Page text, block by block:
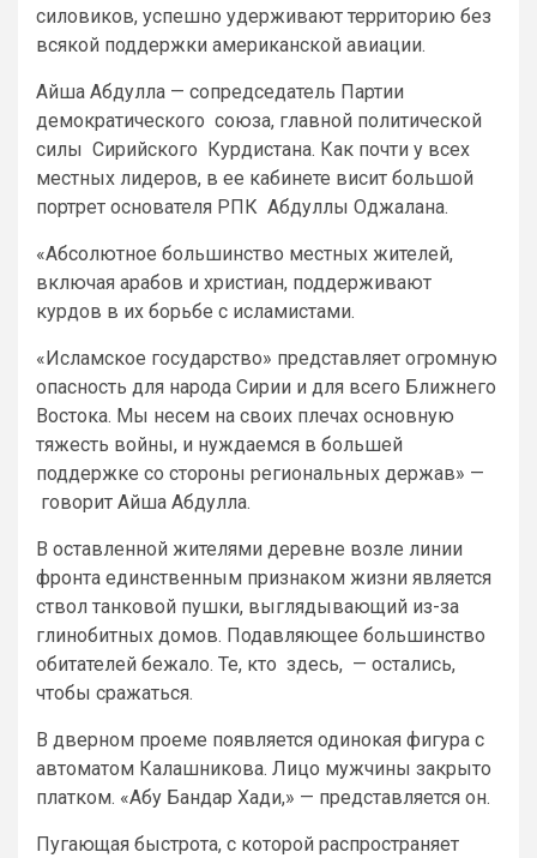
силовиков, успешно удерживают территорию без
всякой поддержки американской авиации.
Айша Абдулла — сопредседатель Партии
демократического союза, главной политической
силы Сирийского Курдистана. Как почти у всех
местных лидеров, в ее кабинете висит большой
портрет основателя РПК Абдуллы Оджалана.
«Абсолютное большинство местных жителей,
включая арабов и христиан, поддерживают
курдов в их борьбе с исламистами.
«Исламское государство» представляет огромную
опасность для народа Сирии и для всего Ближнего
Востока. Мы несем на своих плечах основную
тяжесть войны, и нуждаемся в большей
поддержке со стороны региональных держав» —
говорит Айша Абдулла.
В оставленной жителями деревне возле линии
фронта единственным признаком жизни является
ствол танковой пушки, выглядывающий из-за
глинобитных домов. Подавляющее большинство
обитателей бежало. Те, кто здесь, — остались,
чтобы сражаться.
В дверном проеме появляется одинокая фигура с
автоматом Калашникова. Лицо мужчины закрыто
платком. «Абу Бандар Хади,» — представляется он.
Пугающая быстрота, с которой распространяет